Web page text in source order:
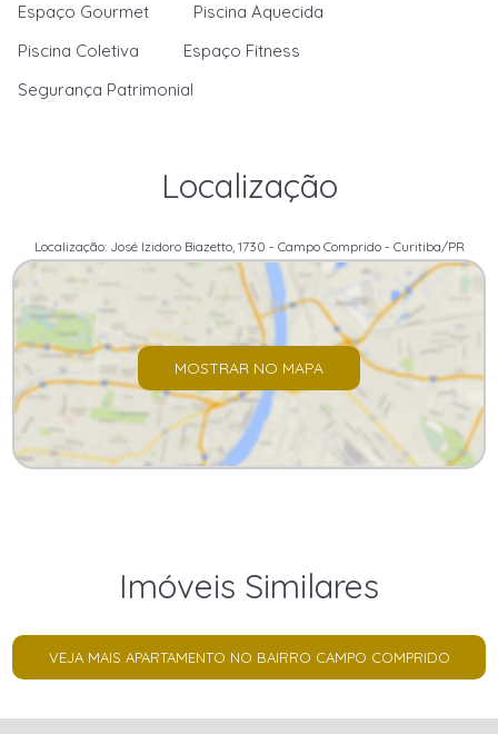
Espaço Gourmet
Piscina Aquecida
Piscina Coletiva
Espaço Fitness
Segurança Patrimonial
Localização
Localização: José Izidoro Biazetto, 1730 - Campo Comprido - Curitiba/PR
MOSTRAR NO MAPA
Imóveis Similares
VEJA MAIS APARTAMENTO NO BAIRRO CAMPO COMPRIDO